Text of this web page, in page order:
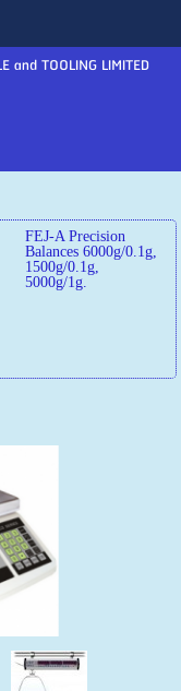
TOOLING LIMITED
FEJ-A Precision
Balances 6000g/0.1g,
1500g/0.1g,
5000g/1g.